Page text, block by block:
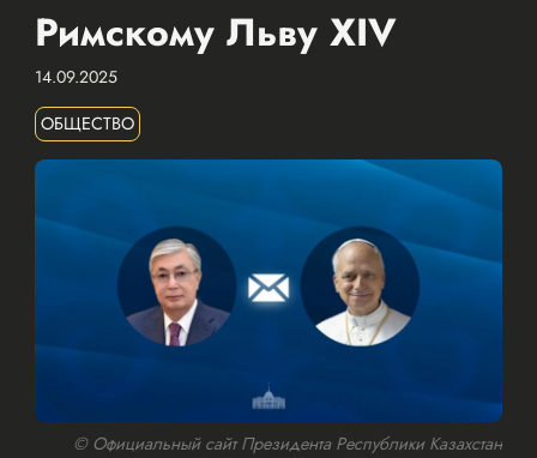
Римскому Льву XIV
14.09.2025
ОБЩЕСТВО
© Официальный сайт Президента Республики Казахстан